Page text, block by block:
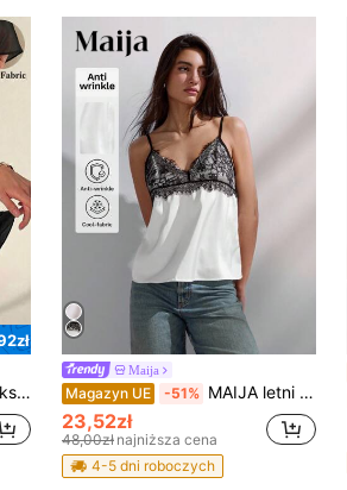
A dla kobiet, wiosna/lato
Maija
Magazyn UE -51% MAIJA letni top na ramiączkach z marszczonym elastycznym pasem w talii i falbaną na dole, na plażę, na koncert country i na wyjście, na Dzień Matki
23,52zł
48,00zł najniższa cena
4-5 dni roboczych